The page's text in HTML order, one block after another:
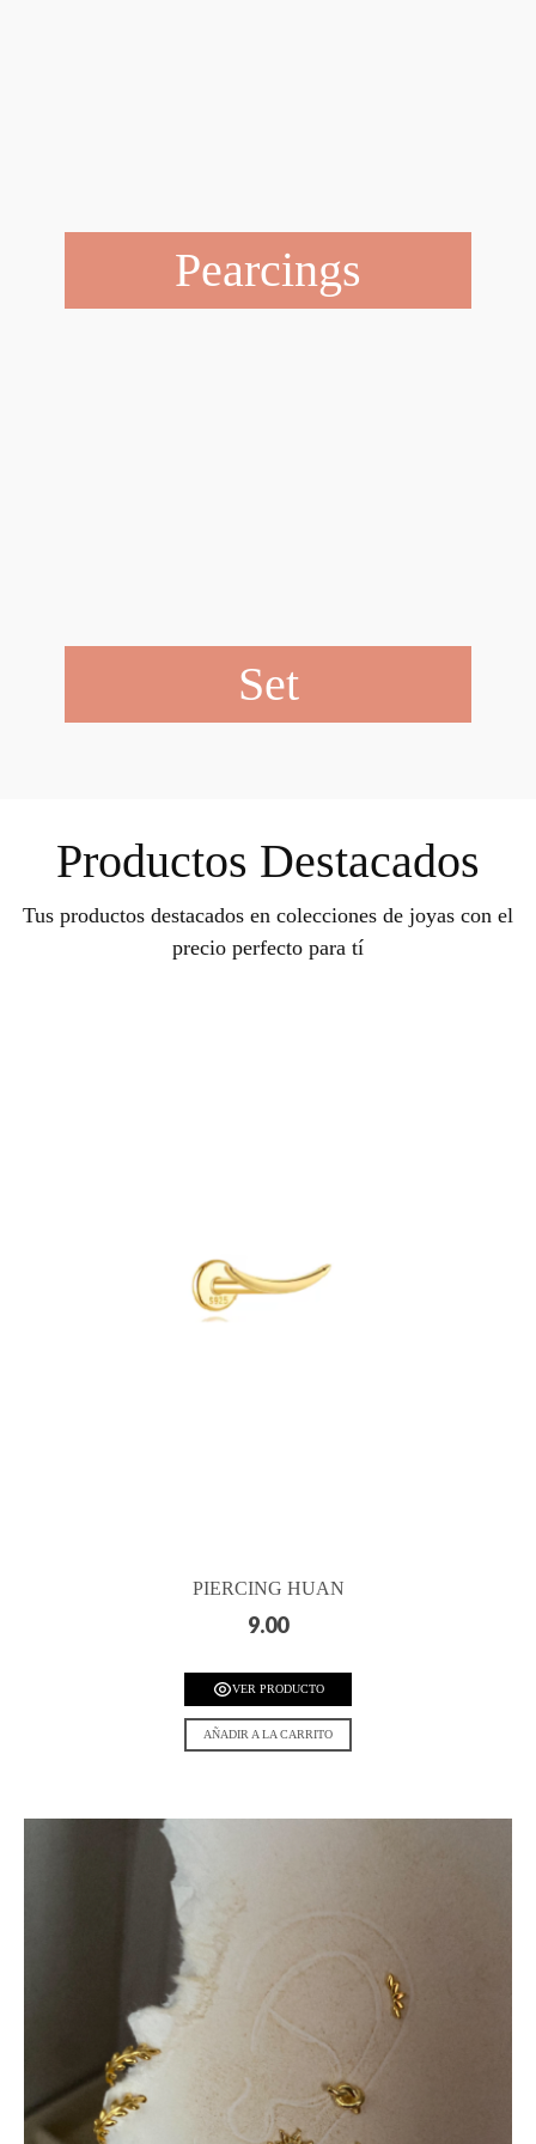
Pearcings
Set
Productos Destacados
Tus productos destacados en colecciones de joyas con el
precio perfecto para tí
PIERCING HUAN
9.00
VER PRODUCTO
AÑADIR A LA CARRITO